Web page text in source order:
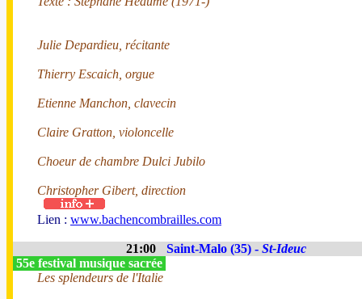
Julie Depardieu, récitante
Thierry Escaich, orgue
Etienne Manchon, clavecin
Claire Gratton, violoncelle
Choeur de chambre Dulci Jubilo
Christopher Gibert, direction
Lien : www.bachencombrailles.com
21:00 Saint-Malo (35) - St-Ideuc
55e festival musique sacrée
Les splendeurs de l'Italie